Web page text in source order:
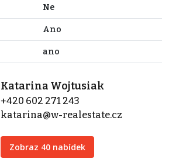
Ne
Ano
ano
Katarina Wojtusiak
+420 602 271 243
katarina@w-realestate.cz
Zobraz 40 nabídek